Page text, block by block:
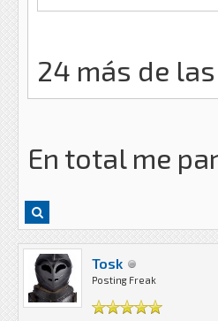
24 más de
En total me
Tosk
Posting Freak